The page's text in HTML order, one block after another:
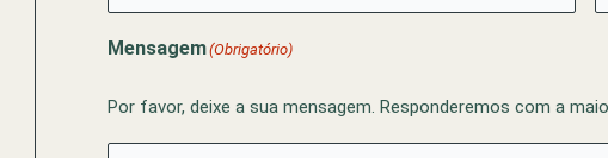
Mensagem(Obrigatório)
Por favor, deixe a sua mensagem. Responderemos com a